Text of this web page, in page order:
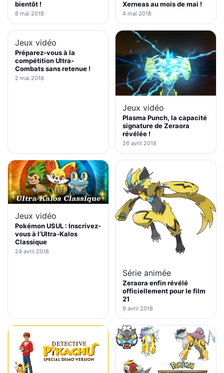
bientôt !
8 mai 2018
Xerneas au mois de mai !
4 mai 2018
Jeux vidéo
Préparez-vous à la
compétition Ultra-
Combats sans retenue !
2 mai 2018
Jeux vidéo
Plasma Punch, la capacité
signature de Zeraora
révélée !
26 avril 2018
Jeux vidéo
Pokémon USUL : Inscrivez-
vous à l’Ultra-Kalos
Classique
24 avril 2018
Série animée
Zeraora enfin révélé
officiellement pour le film
21
9 avril 2018